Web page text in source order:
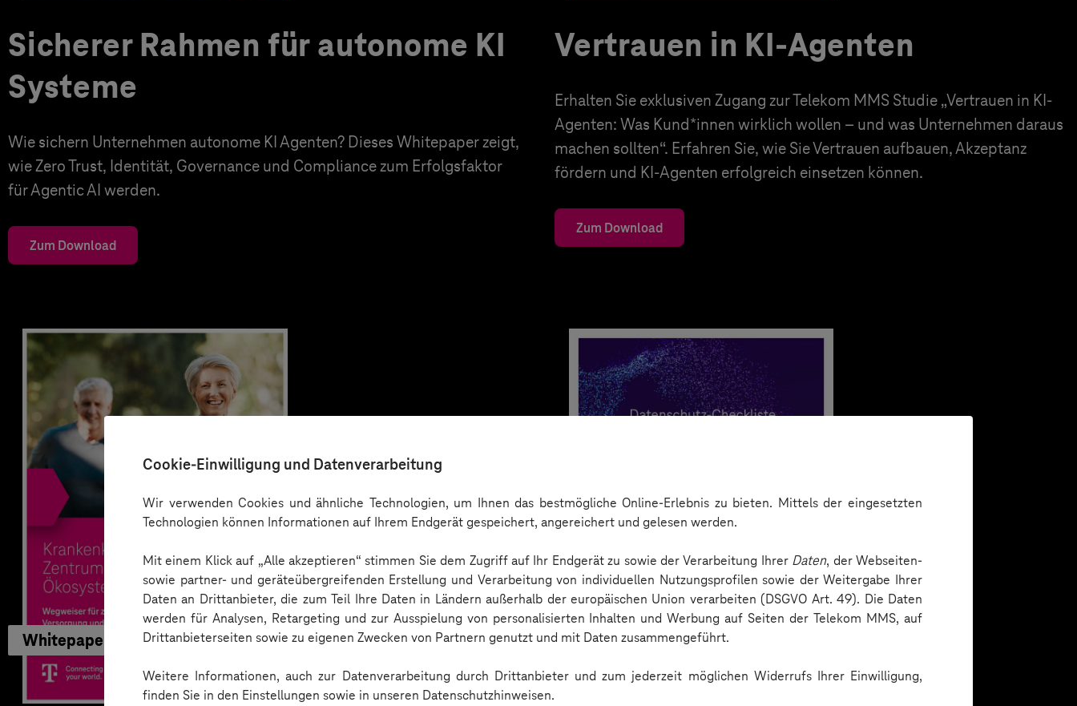
Cookie-Einwilligung und Datenverarbeitung
Wir verwenden Cookies und ähnliche Technologien, um Ihnen das bestmögliche Online-Erlebnis zu bieten. Mittels der eingesetzten
Technologien können Informationen auf Ihrem Endgerät gespeichert, angereichert und gelesen werden.
Mit einem Klick auf „Alle akzeptieren“ stimmen Sie dem Zugriff auf Ihr Endgerät zu sowie der Verarbeitung Ihrer Daten, der Webseiten-
sowie partner- und geräteübergreifenden Erstellung und Verarbeitung von individuellen Nutzungsprofilen sowie der Weitergabe Ihrer
Daten an Drittanbieter, die zum Teil Ihre Daten in Ländern außerhalb der europäischen Union verarbeiten (DSGVO Art. 49). Die Daten
werden für Analysen, Retargeting und zur Ausspielung von personalisierten Inhalten und Werbung auf Seiten der Telekom MMS, auf
Drittanbieterseiten sowie zu eigenen Zwecken von Partnern genutzt und mit Daten zusammengeführt.
Weitere Informationen, auch zur Datenverarbeitung durch Drittanbieter und zum jederzeit möglichen Widerrufs Ihrer Einwilligung,
finden Sie in den Einstellungen sowie in unseren Datenschutzhinweisen.
Sicherer Rahmen für autonome KI
Systeme
Wie sichern Unternehmen autonome KI Agenten? Dieses Whitepaper zeigt,
wie Zero Trust, Identität, Governance und Compliance zum Erfolgsfaktor
für Agentic AI werden.
Zum Download
Vertrauen in KI-Agenten
Erhalten Sie exklusiven Zugang zur Telekom MMS Studie „Vertrauen in KI-
Agenten: Was Kund*innen wirklich wollen – und was Unternehmen daraus
machen sollten“. Erfahren Sie, wie Sie Vertrauen aufbauen, Akzeptanz
fördern und KI-Agenten erfolgreich einsetzen können.
Zum Download
Whitepaper Checkliste